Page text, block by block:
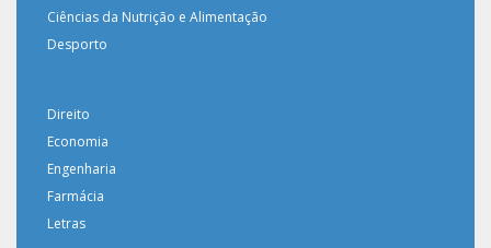
Ciências da Nutrição e Alimentação
Desporto
Direito
Economia
Engenharia
Farmácia
Letras